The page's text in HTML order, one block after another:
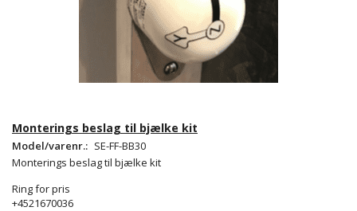
Monterings beslag til bjælke kit
Model/varenr.: SE-FF-BB30
Monterings beslag til bjælke kit
Ring for pris
+4521670036